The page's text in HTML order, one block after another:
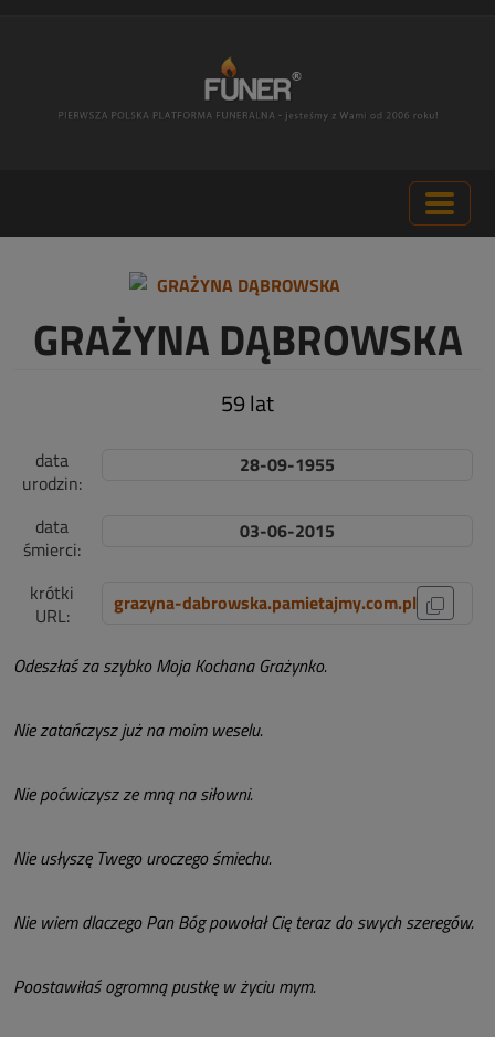
GRAŻYNA DĄBROWSKA
59 lat
data
urodzin:
28-09-1955
data
śmierci:
03-06-2015
krótki
URL:
grazyna-dabrowska.pamietajmy.com.pl
Odeszłaś za szybko Moja Kochana Grażynko.
Nie zatańczysz już na moim weselu.
Nie poćwiczysz ze mną na siłowni.
Nie usłyszę Twego uroczego śmiechu.
Nie wiem dlaczego Pan Bóg powołał Cię teraz do swych szeregów.
Poostawiłaś ogromną pustkę w życiu mym.